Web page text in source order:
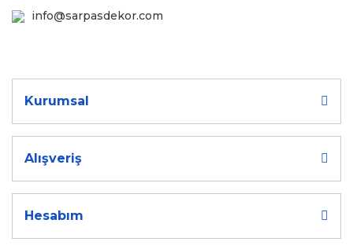
info@sarpasdekor.com
Kurumsal
Alışveriş
Hesabım